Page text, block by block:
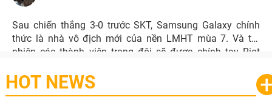
Sau chiến thắng 3-0 trước SKT, Samsung Galaxy chính
thức là nhà vô địch mới của nền LMHT mùa 7. Và tất
nhiên các thành viên trong đội sẽ được chính tay Riot
yêu thích nhằm tôn vinh chính bản thân cũng như đội
tuyển của mình.
HOT NEWS